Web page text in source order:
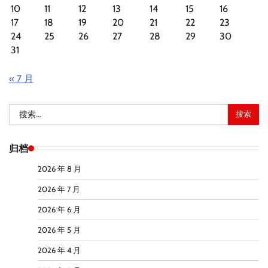
10
11 12 13 14 15
16
17
18 19 20 21 22
23
24
25 26 27 28 29
30
31
« 7 月
索：
归档
2026 年 8 月
2026 年 7 月
2026 年 6 月
2026 年 5 月
2026 年 4 月